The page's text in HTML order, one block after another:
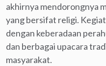
akhirnya mendorongnya
yang bersifat religi.
dengan keberadaan
dan berbagai upacara
masyarakat.